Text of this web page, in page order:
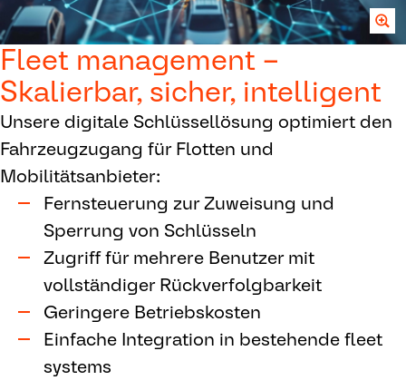
Fleet management –
Skalierbar, sicher, intelligent
Unsere digitale Schlüssellösung optimiert den
Fahrzeugzugang für Flotten und
Mobilitätsanbieter:
Fernsteuerung zur Zuweisung und
Sperrung von Schlüsseln
Zugriff für mehrere Benutzer mit
vollständiger Rückverfolgbarkeit
Geringere Betriebskosten
Einfache Integration in bestehende fleet
systems